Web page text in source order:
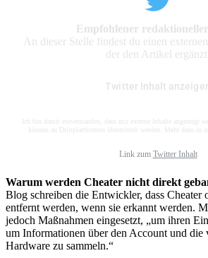
Empfohlener
An dieser Stelle findest du einen
der den Artikel ergänzt.
Twitter Inhalt
Ich bin damit einverstanden, dass mir externe Inhalte angezeigt
können an Drittplattformen übermittelt werden. Mehr dazu in
Link zum Twitter Inhalt
Warum werden Cheater nicht direkt
Blog schreiben die Entwickler, dass Cheater
entfernt werden, wenn sie erkannt werden.
jedoch Maßnahmen eingesetzt, „um ihren
um Informationen über den Account und die
Hardware zu sammeln.“